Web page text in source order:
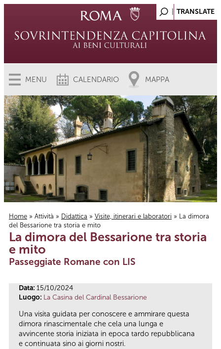
MENU CALENDARIO MAPPA
Tu sei qui
Home » Attività » Didattica » Visite, itinerari e laboratori » La dimora
del Bessarione tra storia e mito
La dimora del Bessarione tra storia
e mito
Passeggiate Romane con LIS
Data: 15/10/2024
Luogo: La Casina del Cardinal Bessarione
Una visita guidata per conoscere e ammirare questa
dimora rinascimentale che cela una lunga e
avvincente storia iniziata in epoca tardo repubblicana
e continuata sino ai giorni nostri.